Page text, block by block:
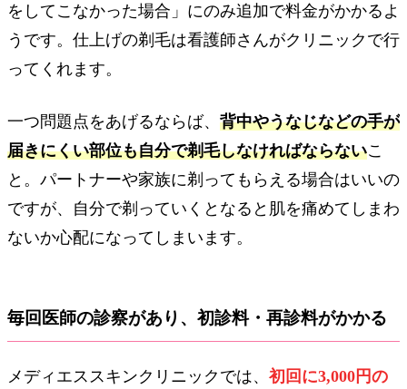
をしてこなかった場合」にのみ追加で料金がかかるよ
うです。仕上げの剃毛は看護師さんがクリニックで行
ってくれます。
一つ問題点をあげるならば、 背中やうなじなどの手が
届きにくい部位も自分で剃毛しなければならないこ
と。パートナーや家族に剃ってもらえる場合はいいの
ですが、自分で剃っていくとなると肌を痛めてしまわ
ないか心配になってしまいます。
毎回医師の診察があり、初診料・再診料がかかる
メディエススキンクリニックでは、 初回に3,000円の